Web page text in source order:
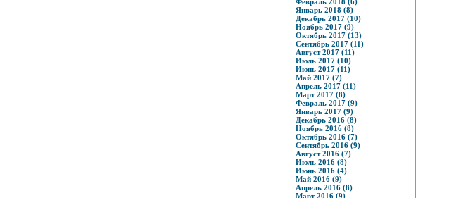
Январь 2018 (8)
Декабрь 2017 (10)
Ноябрь 2017 (9)
Октябрь 2017 (13)
Сентябрь 2017 (11)
Август 2017 (11)
Июль 2017 (10)
Июнь 2017 (11)
Май 2017 (7)
Апрель 2017 (11)
Март 2017 (8)
Февраль 2017 (9)
Январь 2017 (9)
Декабрь 2016 (8)
Ноябрь 2016 (8)
Октябрь 2016 (7)
Сентябрь 2016 (9)
Август 2016 (7)
Июль 2016 (8)
Июнь 2016 (4)
Май 2016 (9)
Апрель 2016 (8)
Март 2016 (9)